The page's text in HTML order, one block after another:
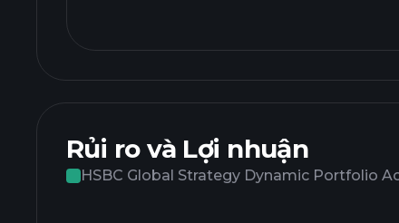
Rủi ro và Lợi nhuận
HSBC Global Strategy Dynamic Portfolio